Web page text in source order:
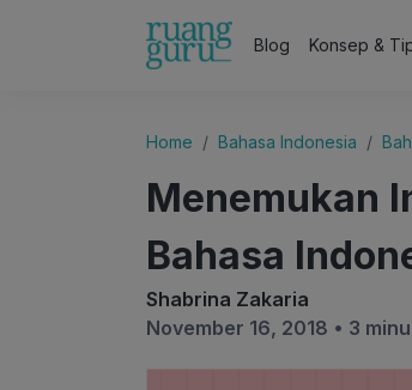
Blog Konsep &
Home Bahasa Indonesia
Menemukan
Bahasa
Shabrina Zakaria
November 16, 2018 • 3